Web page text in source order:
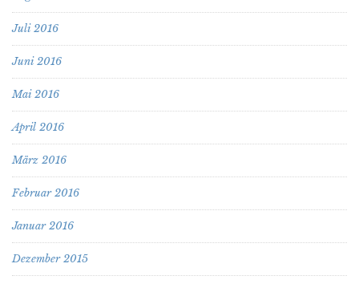
Juli 2016
Juni 2016
Mai 2016
April 2016
März 2016
Februar 2016
Januar 2016
Dezember 2015